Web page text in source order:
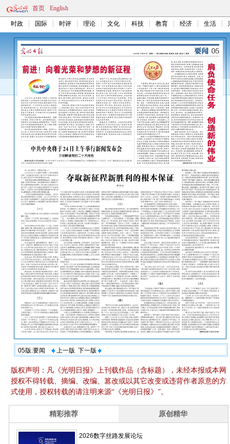
首页 English
时政 国际 时评 理论 文化 科技 教育 经济 生活
05版:要闻 上一版 下一版
版权声明：凡《光明日报》上刊载作品（含标题），未经本报或本网
授权不得转载、摘编、改编、篡改或以其它改变或违背作者原意的方
式使用，授权转载的请注明来源“《光明日报》”。